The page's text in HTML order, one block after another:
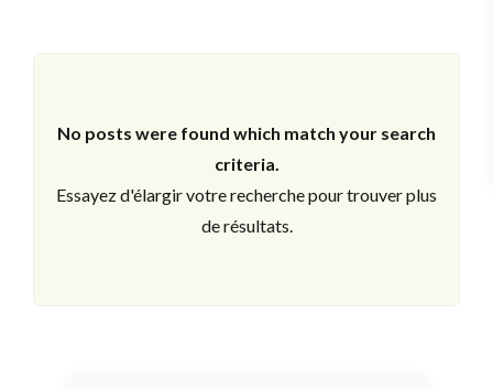
No posts were found which match your search
criteria.
Essayez d'élargir votre recherche pour trouver plus
de résultats.